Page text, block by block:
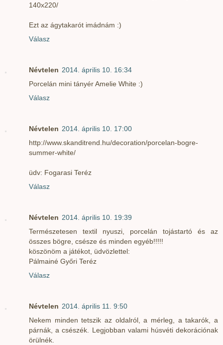
140x220/
Ezt az ágytakarót imádnám :)
Válasz
Névtelen 2014. április 10. 16:34
Porcelán mini tányér Amelie White :)
Válasz
Névtelen 2014. április 10. 17:00
http://www.skanditrend.hu/decoration/porcelan-bogre-
summer-white/
üdv: Fogarasi Teréz
Válasz
Névtelen 2014. április 10. 19:39
Természetesen textil nyuszi, porcelán tojástartó és az
összes bögre, csésze és minden egyéb!!!!!
köszönöm a játékot, üdvözlettel:
Pálmainé Győri Teréz
Válasz
Névtelen 2014. április 11. 9:50
Nekem minden tetszik az oldalról, a mérleg, a takarók, a
párnák, a csészék. Legjobban valami húsvéti dekorációnak
örülnék.